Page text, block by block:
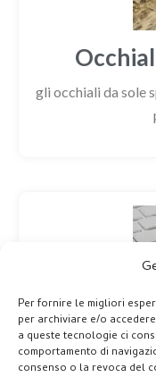
Per fornire le migliori
per archiviare e/o
a queste tecnologie ci
comportamento di
consenso o la revoca del
gli occhiali da sole